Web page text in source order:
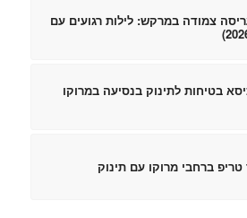
צמודה במרקש: לילות רגועים עם
בטיחות לתינוק בנסיעה במרוקו
טריפ ברחבי מרוקו עם תינוק